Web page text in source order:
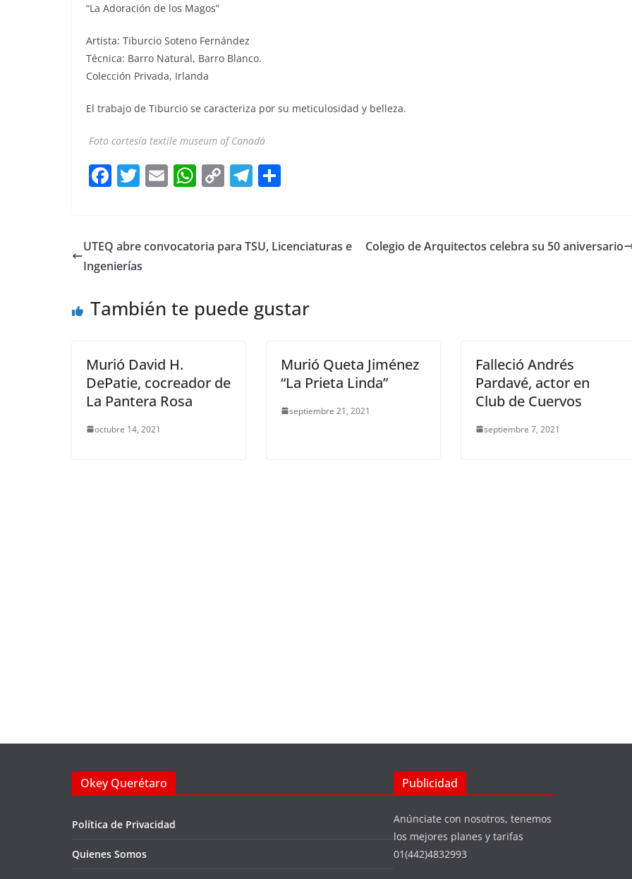
“La Adoración de los Magos”
Artista: Tiburcio Soteno Fernández
Técnica: Barro Natural, Barro Blanco.
Colección Privada, Irlanda
El trabajo de Tiburcio se caracteriza por su meticulosidad y belleza.
Foto cortesía textile museum of Canadá
F
e
b
o
T
er
E
l
W
s
p
C
y
k
T
gr e
UTEQ abre convocatoria para TSU, Licenciaturas e
Ingenierías
Colegio de Arquitectos celebra su 50 aniversario
También te puede gustar
Murió David H.
DePatie, cocreador de
La Pantera Rosa
octubre 14, 2021
Murió Queta Jiménez
“La Prieta Linda”
septiembre 21, 2021
Falleció Andrés
Pardavé, actor en
Club de Cuervos
septiembre 7, 2021
Okey Querétaro
Política de Privacidad
Quienes Somos
Publicidad
Anúnciate con nosotros, tenemos
los mejores planes y tarifas
01(442)4832993